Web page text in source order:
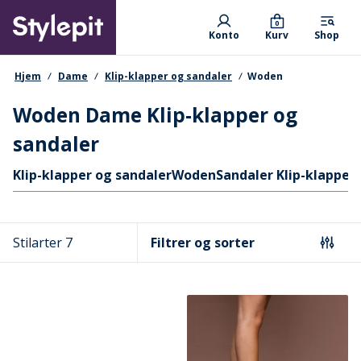
main
content
Primary departments
Konto Kurv
0
Shop
navigationssti
Hjem Dame Klip-klapper og sandaler Woden
Woden Dame Klip-klapper og
sandaler
Hurtige links
Klip-klapper og sandalerWodenSandaler Klip-klapper
Stilarter 7 Filtrer og sorter